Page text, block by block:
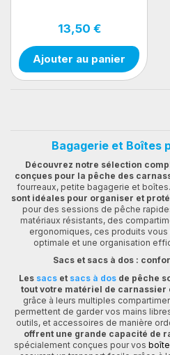
13,50 €
Ajouter au panier
Bagagerie et Boîtes
Découvrez notre sélection
conçues pour la pêche des
fourreaux, petite bagagerie et boîtes.
sont idéales pour organiser et
pour des sessions de pêche
matériaux résistants, des
ergonomiques, ces produits
optimale et une organisation
Sacs et sacs à dos :
Les sacs et sacs à dos de pêche
tout votre matériel de carnassier
grâce à leurs multiples
permettent de garder vos mains
outils, et accessoires de manière
offrent une grande capacité de
spécialement conçues pour vos